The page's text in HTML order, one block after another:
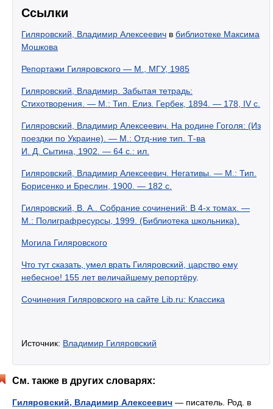
Ссылки
Гиляровский, Владимир Алексеевич в библиотеке Максима
Мошкова
Репортажи Гиляровского — М., МГУ, 1985
Гиляровский, Владимир. Забытая тетрадь:
Стихотворения. — М.: Тип. Елиз. Гербек, 1894. — 178, IV с.
Гиляровский, Владимир Алексеевич. На родине Гоголя: (Из
поездки по Украине). — М.: Отд-ние тип. Т-ва
И. Д. Сытина, 1902. — 64 с.: ил.
Гиляровский, Владимир Алексеевич. Негативы. — М.: Тип.
Борисенко и Бреслин, 1900. — 182 с.
Гиляровский, В. А.. Собрание сочинений: В 4-х томах. —
М.: Полиграфресурсы, 1999. (Библиотека школьника).
Могила Гиляровского
Что тут сказать, умел врать Гиляровский, царство ему
небесное! 155 лет величайшему репортёру.
Сочинения Гиляровского на сайте Lib.ru: Классика
Источник: Владимир Гиляровский
См. также в других словарях:
Гиляровский, Владимир Алексеевич — писатель. Род. в